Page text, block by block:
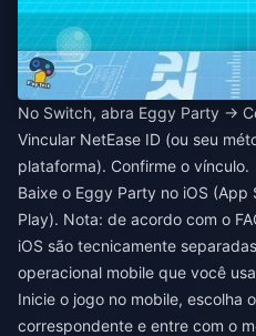
No Switch, abra Eggy Party →
Vincular NetEase ID (ou seu
plataforma). Confirme o vínculo.
Baixe o Eggy Party no iOS (App
Play). Nota: de acordo com o
iOS são tecnicamente
operacional mobile que você
Inicie o jogo no mobile, escolha
correspondente e entre com o